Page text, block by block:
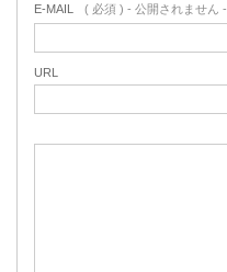
E-MAIL ( 必須 ) - 公開されません -
URL